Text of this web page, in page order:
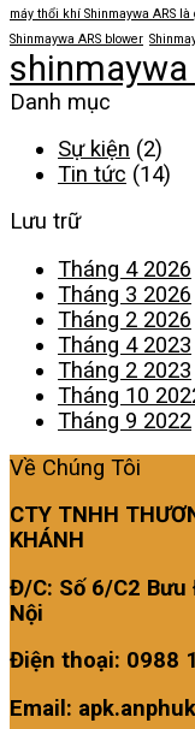
máy thổi khí Shinmaywa ARS là
Shinmaywa ARS blower
Danh mục
Sự kiện (2)
Tin tức (14)
Lưu trữ
Tháng 4 2026
Tháng 3 2026
Tháng 2 2026
Tháng 4 2023
Tháng 2 2023
Tháng 10
Tháng 9 2022
Về Chúng Tôi
CTY TNHH
KHÁNH
Đ/C: Số 6/C2
Nội
Điện thoại: 0988
Email: